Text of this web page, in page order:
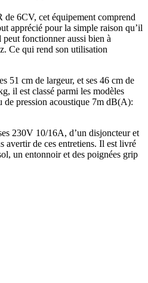
6CV, cet équipement comprend
apprécié pour la simple raison qu’il
fonctionner aussi bien à
Ce qui rend son utilisation
51 cm de largeur, et ses 46 cm de
il est classé parmi les modèles
de pression acoustique 7m dB(A)‎:
230V 10/16A, d’un disjoncteur et
de ces entretiens. Il est livré
un entonnoir et des poignées grip